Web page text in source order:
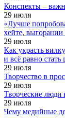
Конспекты –
29 июля
«Лучше
хейте,
29 июля
Как украсть
и всё равно
29 июля
Творчество в
29 июля
Творческие
29 июля
Чему медийные